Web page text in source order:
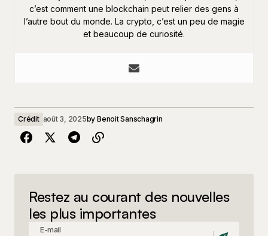
c’est comment une blockchain peut relier des gens à
l’autre bout du monde. La crypto, c’est un peu de magie
et beaucoup de curiosité.
Crédit août 3, 2025by Benoit Sanschagrin
Restez au courant des nouvelles
les plus importantes
E-mail